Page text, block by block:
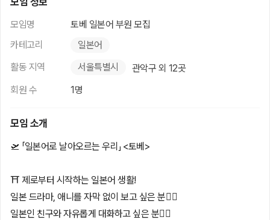
모임명
토베 일본어 부원 모집
카테고리
일본어
활동 지역
서울특별시
관악구 외 12곳
회원 수
1명
모임 소개
🛫 「일본어로 날아오르는 우리」 <토베>
⛩️ 제로부터 시작하는 일본어 생활!
일본 드라마, 애니를 자막 없이 보고 싶은 분🙋‍♀️
일본인 친구와 자유롭게 대화하고 싶은 분🙋‍♂️